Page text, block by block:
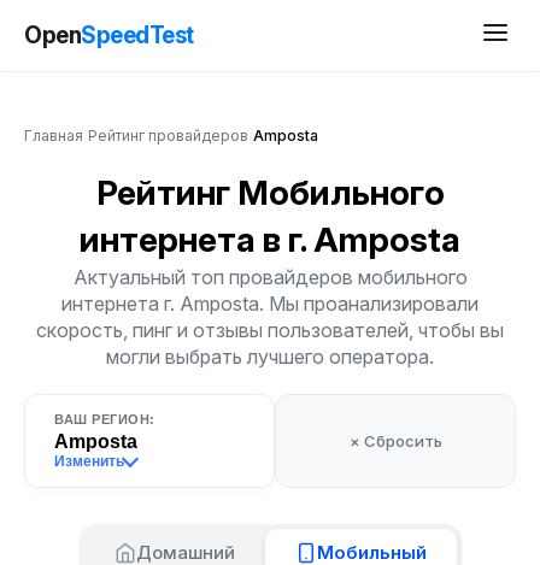
OpenSpeedTest
Главная Рейтинг провайдеров Amposta
Рейтинг Мобильного
интернета в г. Amposta
Актуальный топ провайдеров мобильного
интернета г. Amposta. Мы проанализировали
скорость, пинг и отзывы пользователей, чтобы вы
могли выбрать лучшего оператора.
ВАШ РЕГИОН:
Amposta
Изменить
× Сбросить
Домашний Мобильный